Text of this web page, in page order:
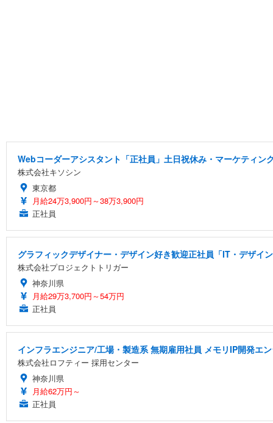
Webコーダーアシスタント「正社員」土日祝休み・マーケティン
株式会社キソシン
東京都
月給24万3,900円～38万3,900円
正社員
グラフィックデザイナー・デザイン好き歓迎正社員「IT・デザイ
株式会社プロジェクトトリガー
神奈川県
月給29万3,700円～54万円
正社員
インフラエンジニア/工場・製造系 無期雇用社員 メモリIP開発エ
株式会社ロフティー 採用センター
神奈川県
月給62万円～
正社員